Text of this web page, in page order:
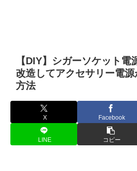
【DIY】シガーソケット電
改造してアクセサリー電
方法
X Facebook
LINE コピー